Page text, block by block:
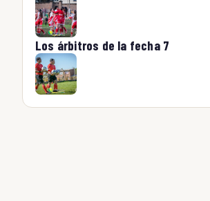
Los árbitros de la fecha 7